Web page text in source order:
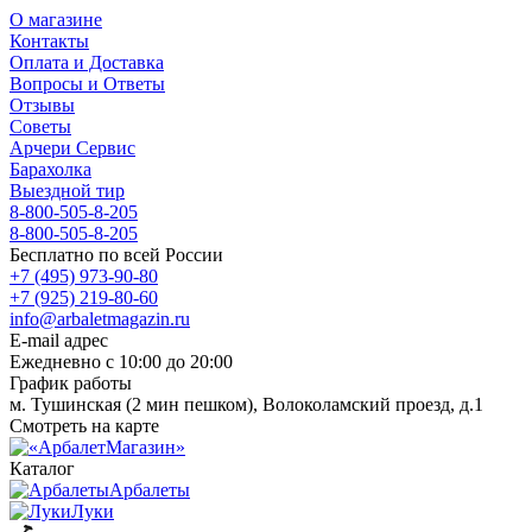
О магазине
Контакты
Оплата и Доставка
Вопросы и Ответы
Отзывы
Советы
Арчери Сервис
Барахолка
Выездной тир
8-800-505-8-205
8-800-505-8-205
Бесплатно по всей России
+7 (495) 973-90-80
+7 (925) 219-80-60
info@arbaletmagazin.ru
E-mail адрес
Ежедневно с 10:00 до 20:00
График работы
м. Тушинская (2 мин пешком), Волоколамский проезд, д.1
Смотреть на карте
Каталог
Арбалеты
Луки